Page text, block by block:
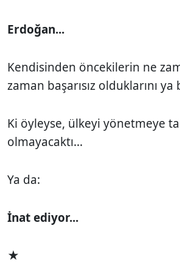
Erdoğan...
Kendisinden öncekilerin ne
zaman başarısız olduklarını
Ki öyleyse, ülkeyi yönetmeye
olmayacaktı...
Ya da:
İnat ediyor...
★